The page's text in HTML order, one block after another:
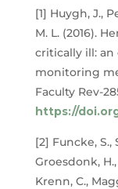
[1] Huygh, J.,
M. L. (2016).
critically ill:
monitoring
Faculty Rev-
https://
[2] Funcke, S.,
Groesdonk,
Krenn, C.,